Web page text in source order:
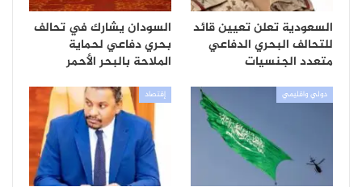
السعودية تعلن تعيين قائد
للتحالف البحري الدفاعي
متعدد الجنسيات
السودان يشارك في تحالف
بحري دفاعي لحماية
الملاحة بالبحر الأحمر
دولي واقليمي إقتصاد